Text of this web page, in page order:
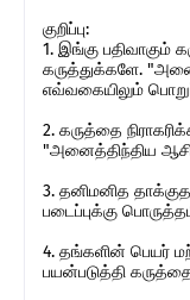
குறிப்பு:
1. இங்கு
கருத்துக்களே.
எவ்வகையிலும்
2. கருத்தை
"அனைத்திந்திய
3. தனிமனித
படைப்புக்கு
4. தங்களின் பெயர்
பயன்படுத்தி